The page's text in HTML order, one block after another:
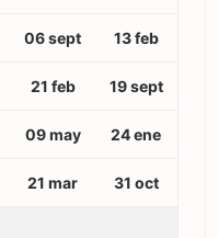
06 sept 13 feb
21 feb 19 sept
09 may 24 ene
21 mar 31 oct